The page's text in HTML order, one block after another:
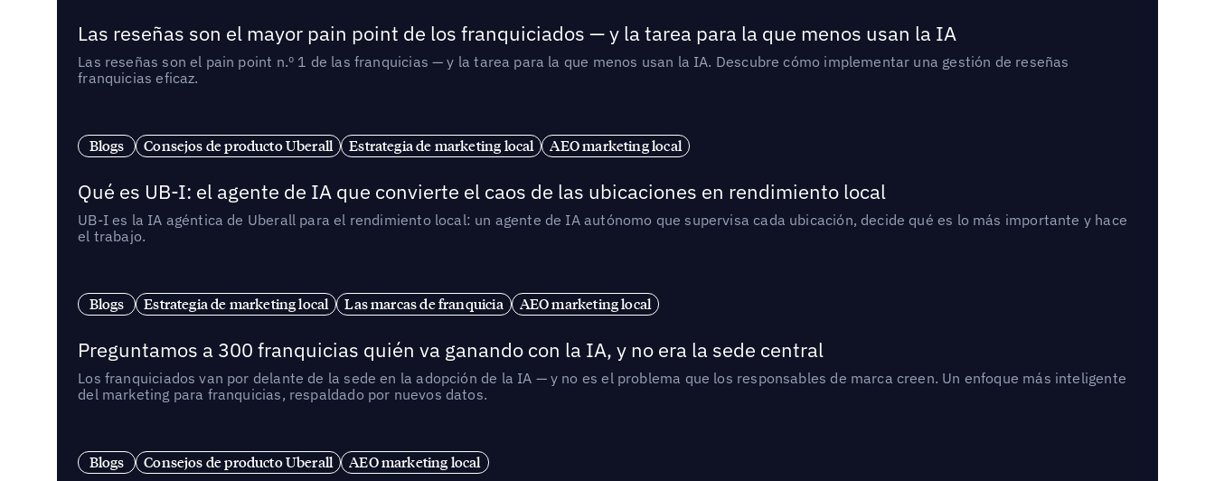
Las reseñas son el mayor pain point de los franquiciados — y la tarea para la que menos usan la IA
Las reseñas son el pain point n.º 1 de las franquicias — y la tarea para la que menos usan la IA. Descubre cómo implementar una gestión de reseñas
franquicias eficaz.
Blogs Consejos de producto Uberall Estrategia de marketing local AEO marketing local
Qué es UB-I: el agente de IA que convierte el caos de las ubicaciones en rendimiento local
UB-I es la IA agéntica de Uberall para el rendimiento local: un agente de IA autónomo que supervisa cada ubicación, decide qué es lo más importante y hace
el trabajo.
Blogs Estrategia de marketing local Las marcas de franquicia AEO marketing local
Preguntamos a 300 franquicias quién va ganando con la IA, y no era la sede central
Los franquiciados van por delante de la sede en la adopción de la IA — y no es el problema que los responsables de marca creen. Un enfoque más inteligente
del marketing para franquicias, respaldado por nuevos datos.
Blogs Consejos de producto Uberall AEO marketing local